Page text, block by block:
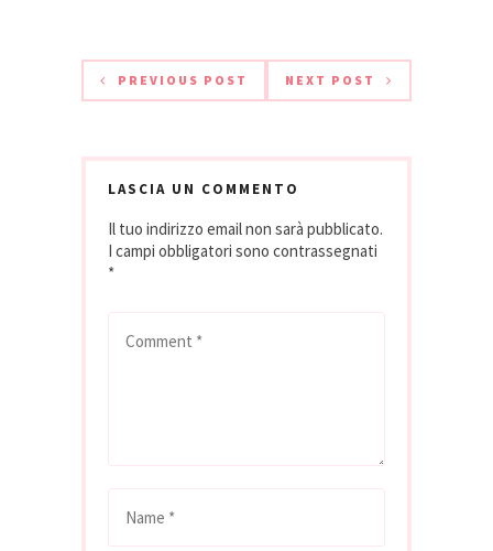
PREVIOUS POST NEXT POST
LASCIA UN COMMENTO
Il tuo indirizzo email non sarà pubblicato.
I campi obbligatori sono contrassegnati
*